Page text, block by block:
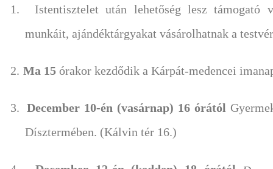
1.
Istentisztelet után lehetőség lesz támogató
munkáit, ajándéktárgyakat vásárolhatnak a
2. Ma 15 órakor kezdődik a Kárpát-medencei
3. December 10-én (vasárnap) 16 órától
Dísztermében. (Kálvin tér 16.)